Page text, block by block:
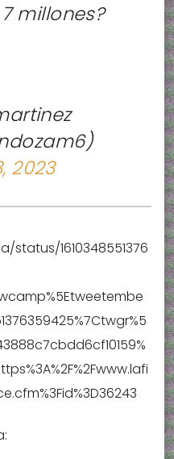
millones?
2023
1610348551376